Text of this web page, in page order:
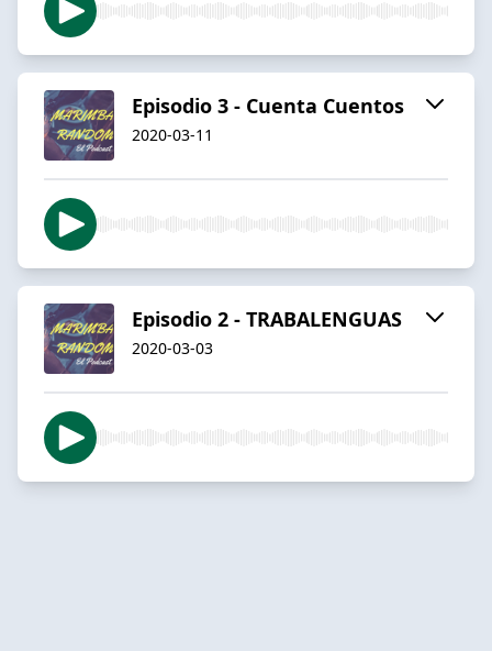
Episodio 3 - Cuenta Cuentos
2020-03-11
Episodio 2 - TRABALENGUAS
2020-03-03